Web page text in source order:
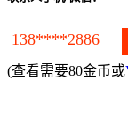
138****2886
(查看需要80金币或